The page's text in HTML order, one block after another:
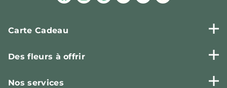
Carte Cadeau
Des fleurs à offrir
Nos services